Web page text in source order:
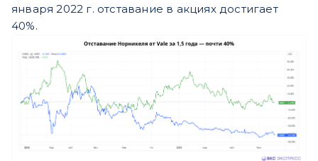
января 2022 г. отставание в акциях достигает
40%.